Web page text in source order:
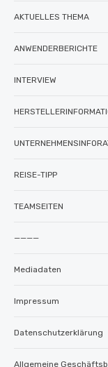
AKTUELLES THEMA
ANWENDERBERICHTE
INTERVIEW
REISE-TIPP
TEAMSEITEN
————
Mediadaten
Impressum
Datenschutzerklärung
Allgemeine